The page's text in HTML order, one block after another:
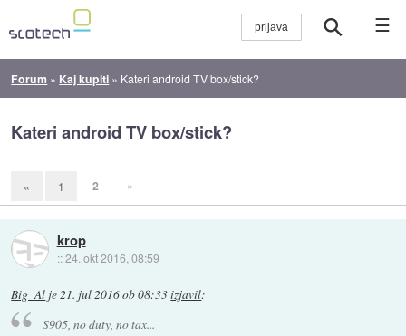
☰
Forum » Kaj kupiti » Kateri android TV box/stick?
Kateri android TV box/stick?
« 1 2 »
krop
::24. okt 2016, 08:59
Big_Al je21. jul 2016 ob 08:33izjavil:
S905, no duty, no tax...